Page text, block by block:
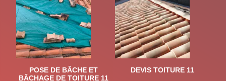
POSE DE BÂCHE ET
BÂCHAGE DE TOITURE 11
DEVIS TOITURE 11